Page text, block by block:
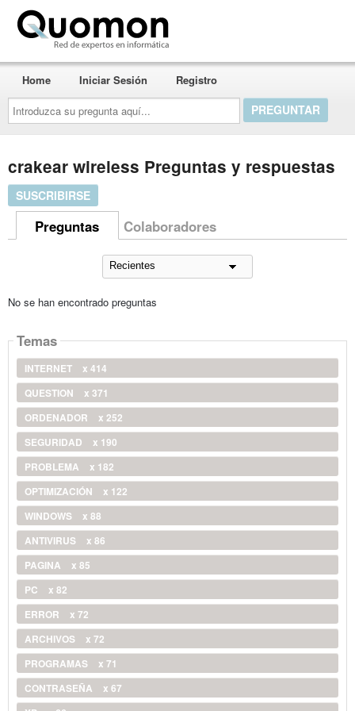
Introduzca
su
pregunta
aquí...
Home Iniciar Sesión Registro
crakear wireless Preguntas y respuestas
SUSCRIBIRSE
Preguntas Colaboradores
No se han encontrado preguntas
Temas
INTERNET
x 414
QUESTION
x 371
ORDENADOR
x 252
SEGURIDAD
x 190
PROBLEMA
x 182
OPTIMIZACIÓN
x 122
WINDOWS
x 88
ANTIVIRUS
x 86
PAGINA
x 85
PC
x 82
ERROR
x 72
ARCHIVOS
x 72
PROGRAMAS
x 71
CONTRASEÑA
x 67